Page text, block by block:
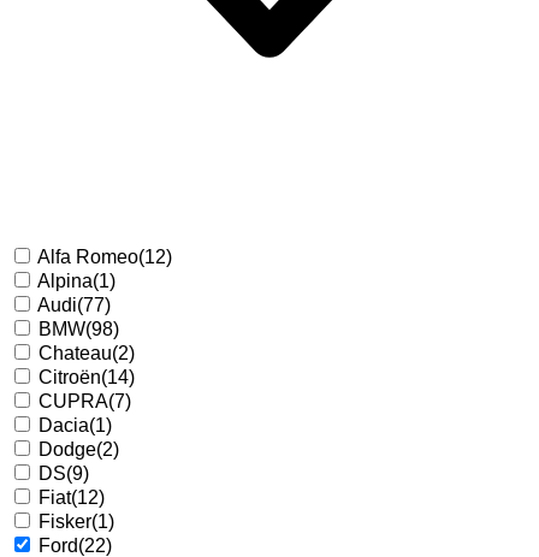
Alfa Romeo(12)
Alpina(1)
Audi(77)
BMW(98)
Chateau(2)
Citroën(14)
CUPRA(7)
Dacia(1)
Dodge(2)
DS(9)
Fiat(12)
Fisker(1)
Ford(22)